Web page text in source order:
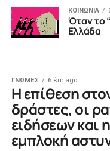
ΚΟΙΝΩΝΙΑ
Όταν το
Ελλάδα
ΓΝΩΜΕΣ 6 έτη ago
Η επίθεση
δράστες, οι
ειδήσεων και
εμπλοκή